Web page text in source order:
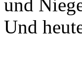
und
Und